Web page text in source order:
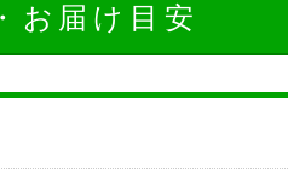
お届け目安